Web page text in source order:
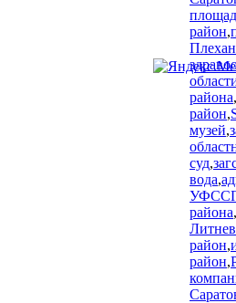
район,
района,
район,
музей,
суд,
вода,
района,
район,
район,